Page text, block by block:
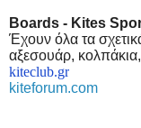
Boards - Κites
Έχουν όλα τα
αξεσουάρ,
kiteclub.gr
kiteforum.com